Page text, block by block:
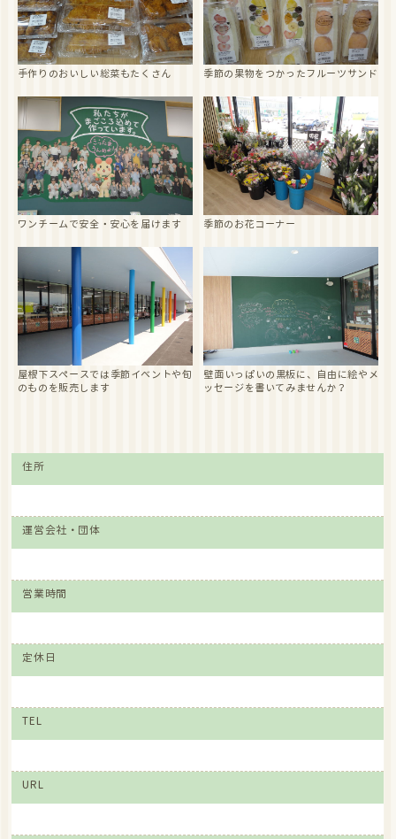
手作りのおいしい総菜もたくさん 季節の果物をつかったフルーツサンド
ワンチームで安全・安心を届けます 季節のお花コーナー
屋根下スペースでは季節イベントや旬
のものを販売します
壁面いっぱいの黒板に、自由に絵やメ
ッセージを書いてみませんか？
住所
運営会社・団体
営業時間
定休日
TEL
URL